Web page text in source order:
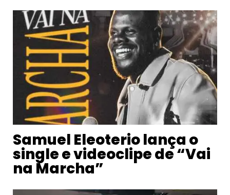
Samuel Eleoterio lança o
single e videoclipe de “Vai
na Marcha”